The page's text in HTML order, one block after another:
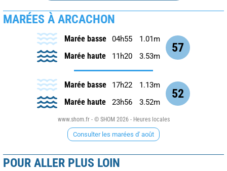
MARÉES À ARCACHON
57
Marée basse 04h55 1.01m
Marée haute 11h20 3.53m
52
Marée basse 17h22 1.13m
Marée haute 23h56 3.52m
www.shom.fr - © SHOM 2026 - Heures locales
Consulter les marées d' août
POUR ALLER PLUS LOIN